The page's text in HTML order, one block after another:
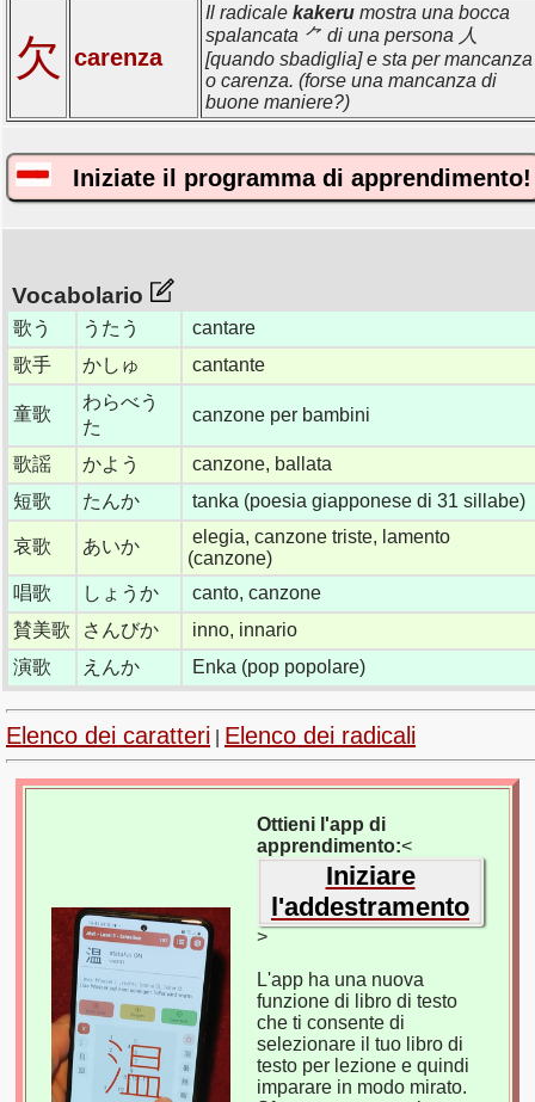
欠 carenza
Il radicale kakeru mostra una bocca
spalancata ⺈ di una persona 人
[quando sbadiglia] e sta per mancanza
o carenza. (forse una mancanza di
buone maniere?)
Iniziate il programma di apprendimento!
Vocabolario
歌う うたう
cantare
歌手
かしゅ cantante
童歌
わらべう
た
canzone per bambini
歌謡 かよう
canzone, ballata
短歌
たんか tanka (poesia giapponese di 31 sillabe)
哀歌 あいか
elegia, canzone triste, lamento
(canzone)
唱歌
しょうか
canto, canzone
賛美歌
さんびか
inno, innario
演歌
えんか Enka (pop popolare)
Elenco dei caratteri Elenco dei radicali
Ottieni l'app di
apprendimento:<
Iniziare
l'addestramento
>
L'app ha una nuova
funzione di libro di testo
che ti consente di
selezionare il tuo libro di
testo per lezione e quindi
imparare in modo mirato.